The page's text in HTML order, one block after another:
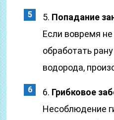
5. Попадание
Если вовремя не
обработать
водорода,
6. Грибковое
Несоблюдение